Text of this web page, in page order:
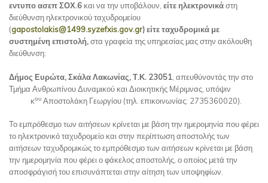
εντυπο ασεπ ΣΟΧ.6 και να την υποβάλουν, είτε ηλεκτρονικάστη
διεύθυνση ηλεκτρονικού ταχυδρομείου
(gapostolakis@1499.syzefxis.gov.gr) είτε ταχυδρομικά με
συστημένη επιστολή,στα γραφεία της υπηρεσίας μας στην ακόλουθη
διεύθυνση:
Δήμος Ευρώτα, Σκάλα Λακωνίας, Τ.Κ. 23051 , απευθύνοντάς την στο
Τμήμα Ανθρωπίνου Δυναμικού και Διοικητικής Μέριμνας, υπόψιν
κου Αποστολάκη Γεωργίου (τηλ. επικοινωνίας: 2735360020).
Το εμπρόθεσμο των αιτήσεων κρίνεται με βάση την ημερομηνία που φέρει
το ηλεκτρονικό ταχυδρομείο και στην περίπτωση αποστολής των
αιτήσεων ταχυδρομικώς το εμπρόθεσμο των αιτήσεων κρίνεται με βάση
την ημερομηνία που φέρει ο φάκελος αποστολής, ο οποίος μετά την
αποσφράγισή του επισυνάπτεται στην αίτηση των υποψηφίων.